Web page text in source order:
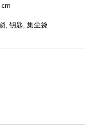
威登、普拉达等最佳
品都经过我们专家
处理。 我们相信复
cm
, 钥匙, 集尘袋